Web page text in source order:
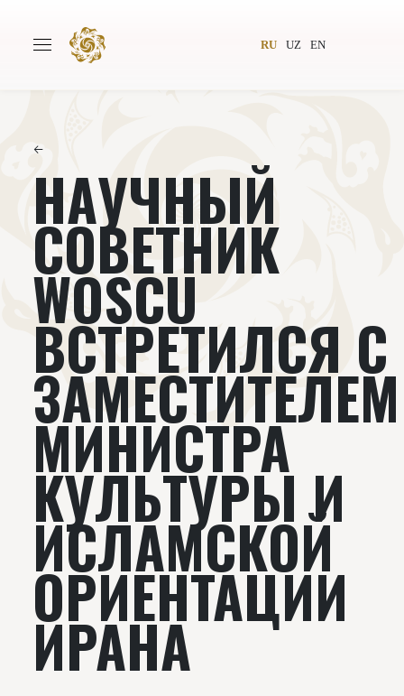
RU UZ EN
Авторы Всемирное общество
Издательство Новости
Проекты
Книги
←
НАУЧНЫЙ
СОВЕТНИК
WOSCU
ВСТРЕТИЛСЯ С
ЗАМЕСТИТЕЛЕМ
МИНИСТРА
КУЛЬТУРЫ И
ИСЛАМСКОЙ
ОРИЕНТАЦИИ
ИРАНА